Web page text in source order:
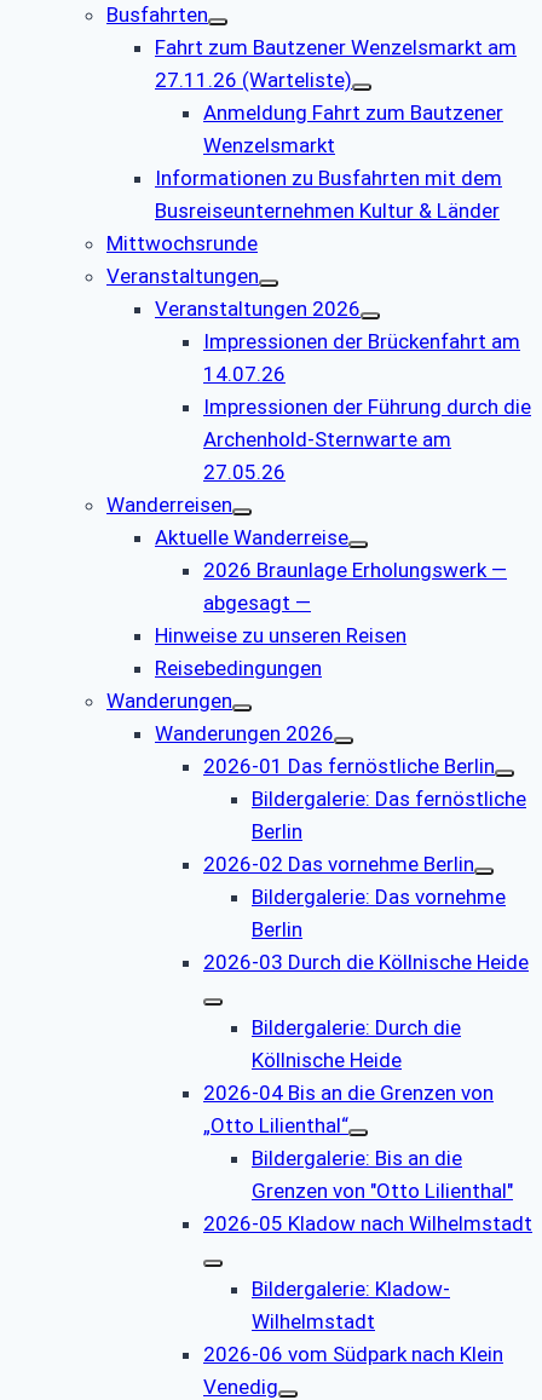
Busfahrten
Fahrt zum Bautzener Wenzelsmarkt am
27.11.26 (Warteliste)
Anmeldung Fahrt zum Bautzener
Wenzelsmarkt
Informationen zu Busfahrten mit dem
Busreiseunternehmen Kultur & Länder
Mittwochsrunde
Veranstaltungen
Veranstaltungen 2026
Impressionen der Brückenfahrt am
14.07.26
Impressionen der Führung durch die
Archenhold-Sternwarte am
27.05.26
Wanderreisen
Aktuelle Wanderreise
2026 Braunlage Erholungswerk —
abgesagt —
Hinweise zu unseren Reisen
Reisebedingungen
Wanderungen
Wanderungen 2026
2026-01 Das fernöstliche Berlin
Bildergalerie: Das fernöstliche
Berlin
2026-02 Das vornehme Berlin
Bildergalerie: Das vornehme
Berlin
2026-03 Durch die Köllnische Heide
Bildergalerie: Durch die
Köllnische Heide
2026-04 Bis an die Grenzen von
„Otto Lilienthal“
Bildergalerie: Bis an die
Grenzen von "Otto Lilienthal"
2026-05 Kladow nach Wilhelmstadt
Bildergalerie: Kladow-
Wilhelmstadt
2026-06 vom Südpark nach Klein
Venedig